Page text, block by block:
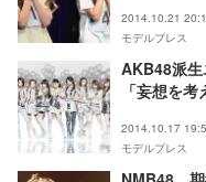
2014.10.21
モデルプレス
AKB48派生
「妄想を
2014.10.17
モデルプレス